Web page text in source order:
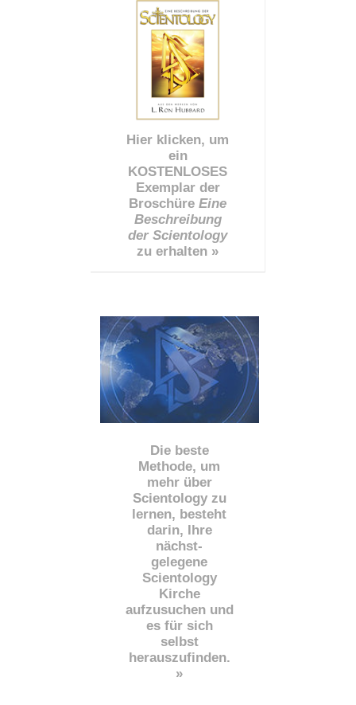
Hier klicken, um
ein
KOSTENLOSES
Exemplar der
Broschüre Eine
Beschreibung
der Scientology
zu erhalten »
Die beste
Methode, um
mehr über
Scientology zu
lernen, besteht
darin, Ihre
nächst-
gelegene
Scientology
Kirche
aufzusuchen und
es für sich
selbst
herauszufinden.
»